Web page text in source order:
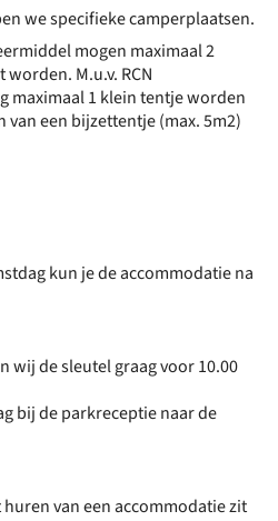
we specifieke camperplaatsen.
mogen maximaal 2
M.u.v. RCN
maximaal 1 klein tentje worden
van een bijzettentje (max. 5m2)
kun je de accommodatie na
wij de sleutel graag voor 10.00
bij de parkreceptie naar de
van een accommodatie zit